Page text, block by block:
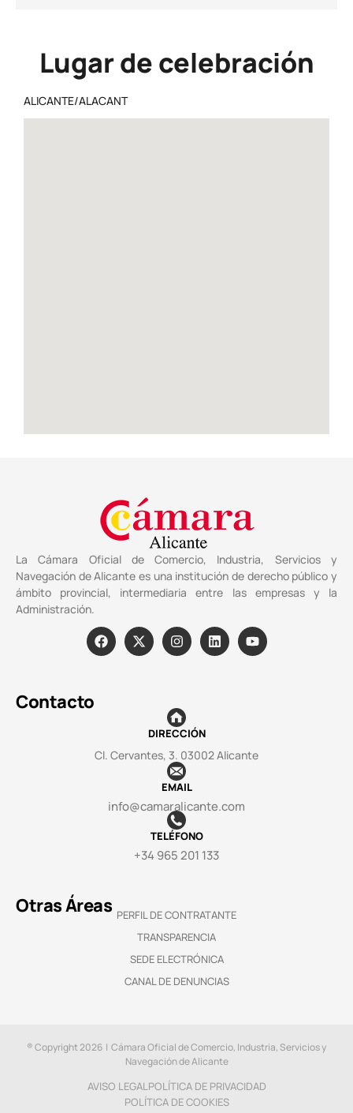
Lugar de celebración
ALICANTE/ALACANT
La Cámara Oficial de Comercio, Industria, Servicios y
Navegación de Alicante es una institución de derecho público y
ámbito provincial, intermediaria entre las empresas y la
Administración.
Contacto
DIRECCIÓN
Cl. Cervantes, 3. 03002 Alicante
EMAIL
info@camaralicante.com
TELÉFONO
+34 965 201 133
Otras Áreas PERFIL DE CONTRATANTE
TRANSPARENCIA
SEDE ELECTRÓNICA
CANAL DE DENUNCIAS
® Copyright 2026 | Cámara Oficial de Comercio, Industria, Servicios y
Navegación de Alicante
AVISO LEGALPOLÍTICA DE PRIVACIDAD
POLÍTICA DE COOKIES